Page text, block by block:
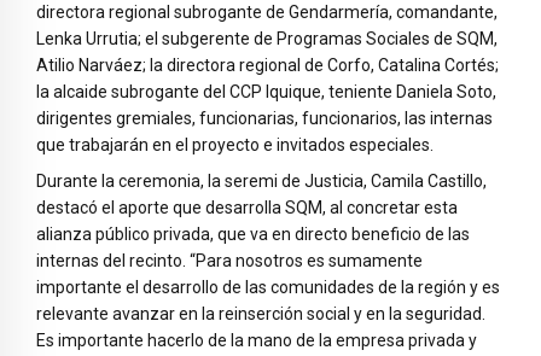
directora regional subrogante de Gendarmería, comandante,
Lenka Urrutia; el subgerente de Programas Sociales de SQM,
Atilio Narváez; la directora regional de Corfo, Catalina Cortés;
la alcaide subrogante del CCP Iquique, teniente Daniela Soto,
dirigentes gremiales, funcionarias, funcionarios, las internas
que trabajarán en el proyecto e invitados especiales.
Durante la ceremonia, la seremi de Justicia, Camila Castillo,
destacó el aporte que desarrolla SQM, al concretar esta
alianza público privada, que va en directo beneficio de las
internas del recinto. “Para nosotros es sumamente
importante el desarrollo de las comunidades de la región y es
relevante avanzar en la reinserción social y en la seguridad.
Es importante hacerlo de la mano de la empresa privada y